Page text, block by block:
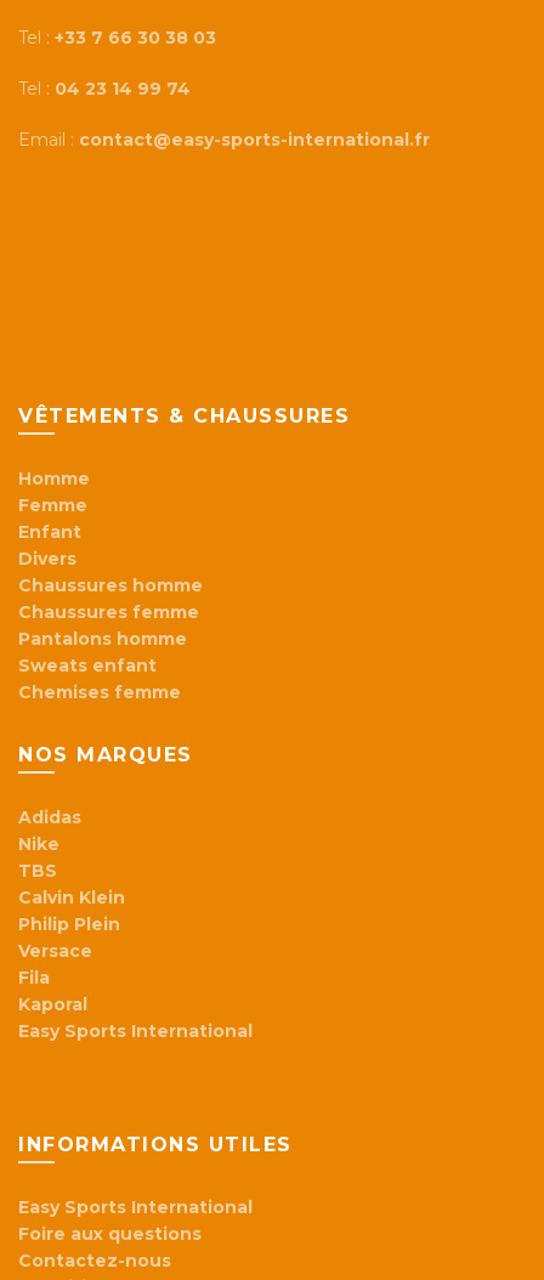
Tel : +33 7 66 30 38 03
Tel : 04 23 14 99 74
Email : contact@easy-sports-international.fr
VÊTEMENTS & CHAUSSURES
Homme
Femme
Enfant
Divers
Chaussures homme
Chaussures femme
Pantalons homme
Sweats enfant
Chemises femme
NOS MARQUES
Adidas
Nike
TBS
Calvin Klein
Philip Plein
Versace
Fila
Kaporal
Easy Sports International
INFORMATIONS UTILES
Easy Sports International
Foire aux questions
Contactez-nous